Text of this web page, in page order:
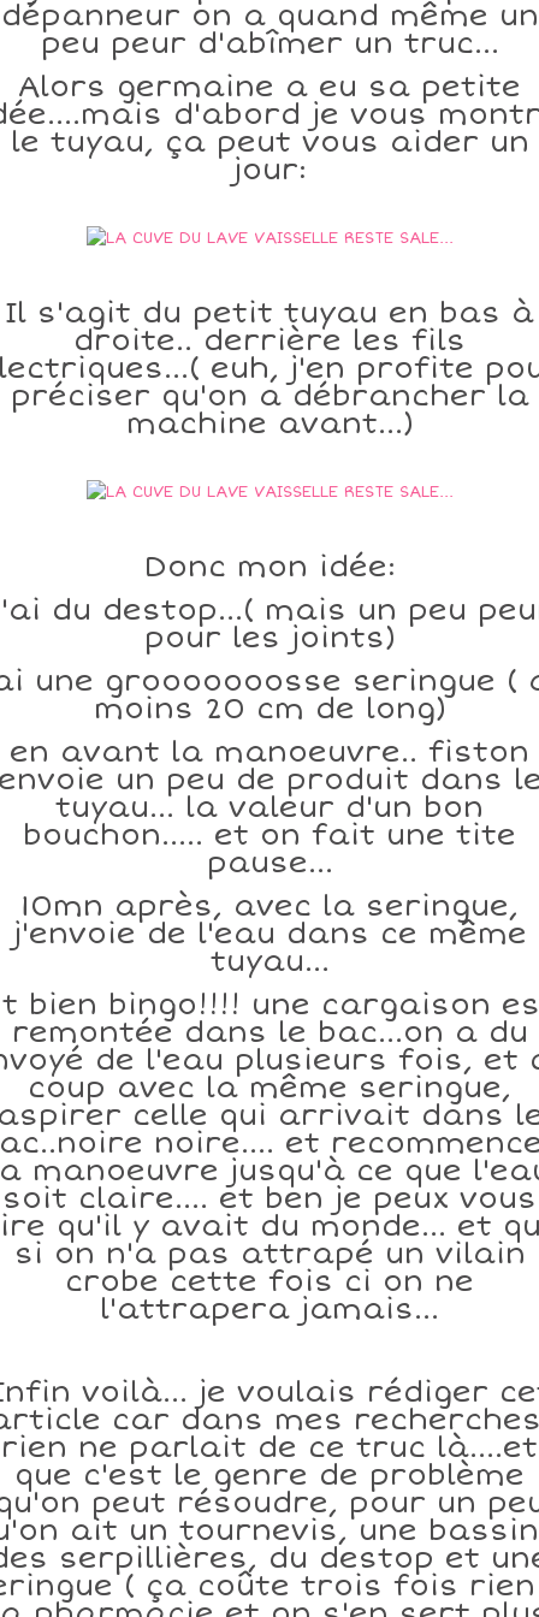
dépanneur on a quand même un
peu peur d'abîmer un truc...
Alors germaine a eu sa petite
d'abord je vous
le tuyau, ça peut vous aider un
jour:
Il s'agit du petit tuyau en bas à
droite.. derrière les fils
euh, j'en profite
préciser qu'on a débrancher la
machine avant...)
Donc mon idée:
du destop...( mais un peu
pour les joints)
une grooooooosse seringue (
moins 20 cm de long)
en avant la manoeuvre.. fiston
un peu de produit dans le
tuyau... la valeur d'un bon
bouchon..... et on fait une tite
pause...
10mn après, avec la seringue,
j'envoie de l'eau dans ce même
tuyau...
bien bingo!!!! une cargaison
remontée dans le bac...on a du
de l'eau plusieurs fois, et
coup avec la même seringue,
celle qui arrivait dans
noire.... et
manoeuvre jusqu'à ce que
soit claire.... et ben je peux vous
qu'il y avait du monde... et
si on n'a pas attrapé un vilain
crobe cette fois ci on ne
l'attrapera jamais...
voilà... je voulais rédiger
car dans mes
rien ne parlait de ce truc là....et
que c'est le genre de problème
peut résoudre, pour un
ait un tournevis, une
serpillières, du destop et
( ça coûte trois fois